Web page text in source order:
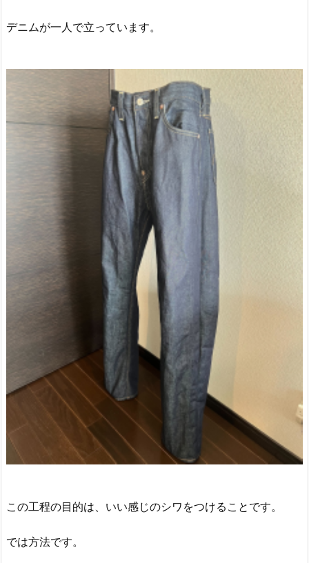
デニムが一人で立っています。
この工程の目的は、いい感じのシワをつけることです。
では方法です。